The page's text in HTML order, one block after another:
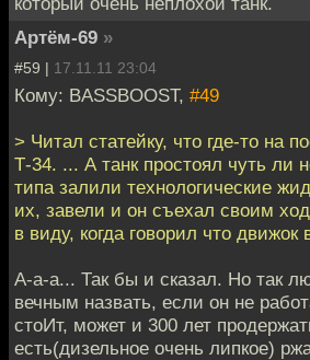
Артём-69 »
#59 | 17.11.11 23:04
Кому: BASSBOOST, #49
> Читал статейку, что где-то на
Т-34. ... А танк простоял чуть ли
типа залили технологические
их, завели и он съехал своим
в виду, когда говорил что движок
А-а-а... Так бы и сказал. Но так
вечным назвать, если он не
стоИт, может и 300 лет
есть(дизельное очень липкое)